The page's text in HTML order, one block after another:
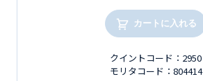
カートに入れる
クイントコード：2950
モリタコード：804414